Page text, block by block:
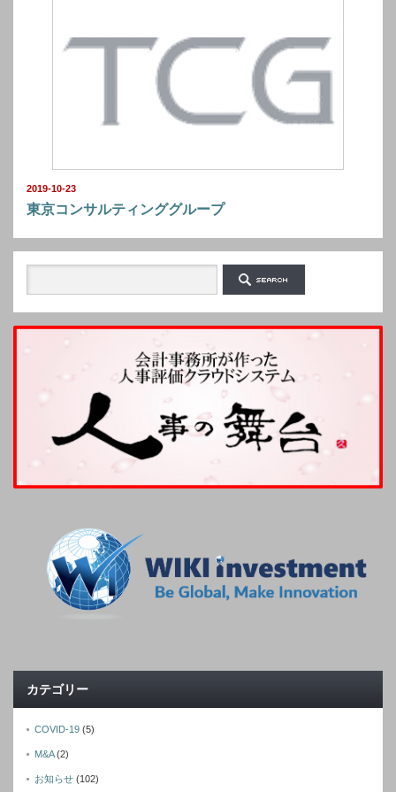
2019-10-23
東京コンサルティンググループ
カテゴリー
COVID-19 (5)
M&A(2)
お知らせ (102)